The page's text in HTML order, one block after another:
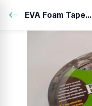
EVA Foam Tape...